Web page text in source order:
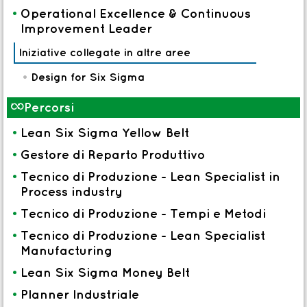
Logistica - Magazzini e Trasporti
Quality Control
$ I Master forniscono la possibilita di
specializzarsi, acquisire competenze adeguate
operative che porti benefici all'azienda con
& I Percorsi permettono l'acquisizione di
competenze per ruoli specifici (ad esempio:
tecnico di produzione, industrializzatore, planner)
o approfondimenti su tematiche critiche (Tempi e
metodi, Lean, WCM, Warehousing, trasporti).
% Le Esperienze (visite, game, workshop)
permettono di continuare ad imparare e
confrontarsi sempre con nuovi stimoli e network.
• Operational Excellence & Continuous
Improvement Leader
Iniziative collegate in altre aree
• Design for Six Sigma
&Percorsi
• Lean Six Sigma Yellow Belt
• Gestore di Reparto Produttivo
• Tecnico di Produzione - Lean Specialist in
Process industry
• Tecnico di Produzione - Tempi e Metodi
• Tecnico di Produzione - Lean Specialist
Manufacturing
• Lean Six Sigma Money Belt
• Planner Industriale